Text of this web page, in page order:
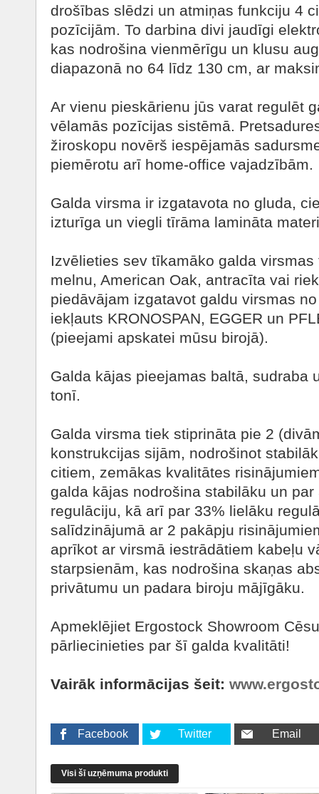
drošības slēdzi un atmiņas funkciju 4
pozīcijām. To darbina divi jaudīgi
kas nodrošina vienmērīgu un klusu
diapazonā no 64 līdz 130 cm, ar
Ar vienu pieskārienu jūs varat regulēt
vēlamās pozīcijas sistēmā.
žiroskopu novērš iespējamās
piemērotu arī home-office vajadzībām.
Galda virsma ir izgatavota no gluda,
izturīga un viegli tīrāma lamināta
Izvēlieties sev tīkamāko galda
melnu, American Oak, antracīta vai
piedāvājam izgatavot galdu virsmas
iekļauts KRONOSPAN, EGGER un
(pieejami apskatei mūsu birojā).
Galda kājas pieejamas baltā, sudraba
tonī.
Galda virsma tiek stiprināta pie 2
konstrukcijas sijām, nodrošinot
citiem, zemākas kvalitātes
galda kājas nodrošina stabilāku un
regulāciju, kā arī par 33% lielāku
salīdzinājumā ar 2 pakāpju
aprīkot ar virsmā iestrādātiem kabeļu
starpsienām, kas nodrošina skaņas
privātumu un padara biroju mājīgāku.
Apmeklējiet Ergostock Showroom
pārliecinieties par šī galda kvalitāti!
Vairāk informācijas šeit:
Facebook Twitter Email
Visi šī uzņēmuma produkti